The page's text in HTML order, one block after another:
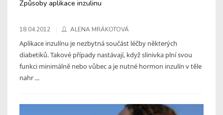
Způsoby aplikace inzulinu
18.04.2012 ALENA MRÁKOTOVÁ
Aplikace inzulínu je nezbytná součást léčby některých
diabetiků. Takové případy nastávají, když slinivka plní svou
funkci minimálně nebo vůbec a je nutné hormon inzulín v těle
nahr ...